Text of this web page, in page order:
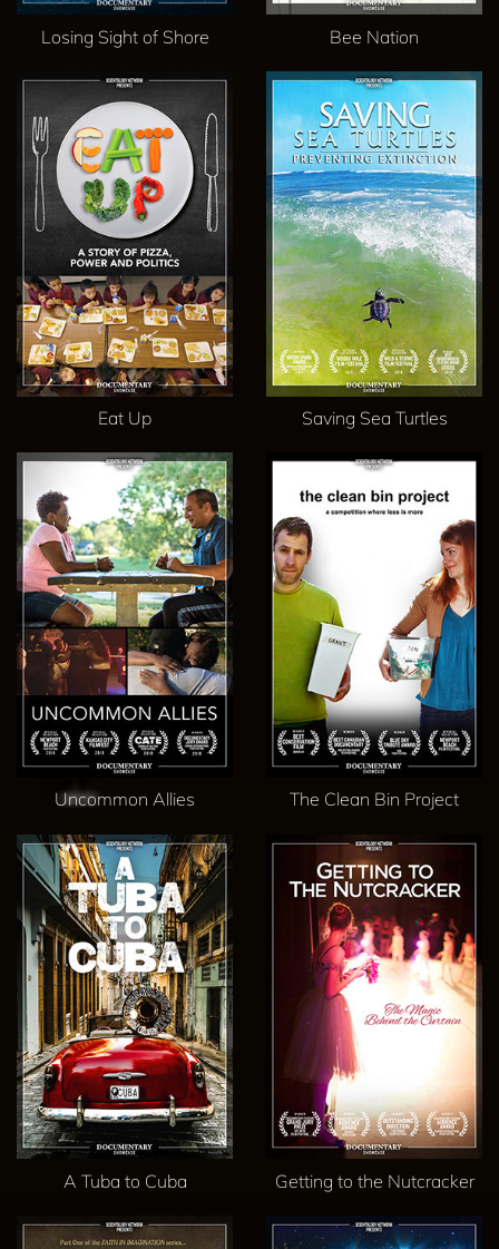
Losing Sight of Shore Bee Nation
Eat Up Saving Sea Turtles
Uncommon Allies The Clean Bin Project
A Tuba to Cuba Getting to the Nutcracker